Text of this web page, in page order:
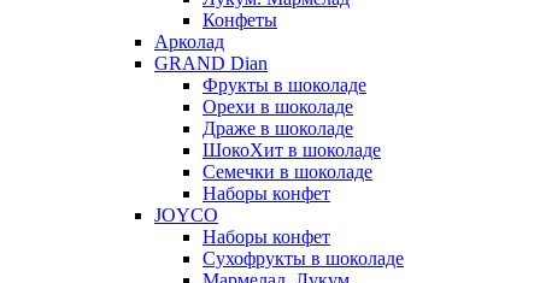
Конфеты
Арколад
GRAND Dian
Фрукты в шоколаде
Орехи в шоколаде
Драже в шоколаде
ШокоХит в шоколаде
Семечки в шоколаде
Наборы конфет
JOYCO
Наборы конфет
Сухофрукты в шоколаде